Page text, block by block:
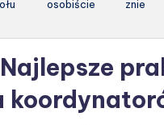
osobiście
znie
Najlepsze